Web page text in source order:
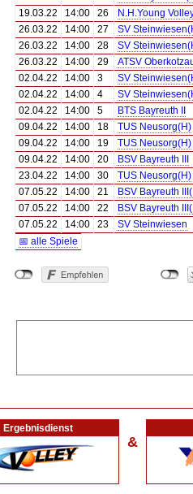
19.03.22
14:00 26
N.H.Young
26.03.22
14:00 27
SV
26.03.22
14:00 28
SV
26.03.22
14:00 29
ATSV
02.04.22
14:00 3
SV
02.04.22
14:00 4
SV
02.04.22
14:00 5
BTS Bayreuth II
09.04.22
14:00 18
TUS Neusorg(H)
09.04.22
14:00 19
TUS Neusorg(H)
09.04.22
14:00 20
BSV Bayreuth III
23.04.22
14:00 30
TUS Neusorg(H)
07.05.22
14:00 21
BSV Bayreuth
07.05.22
14:00 22
BSV Bayreuth
07.05.22
14:00 23
SV Steinwiesen
📅 alle Spiele
Ergebnisdienst
&